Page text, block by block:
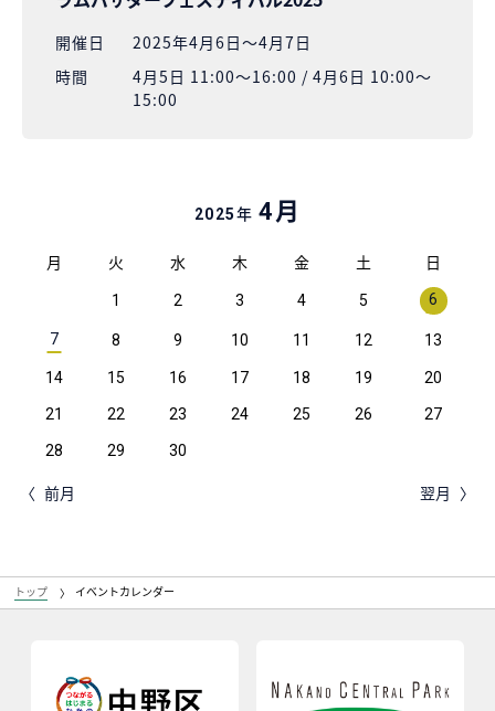
開催⽇
2025年4月6日～4月7日
時間
4月5日 11:00〜16:00 / 4月6日 10:00〜
15:00
2025年 4 月
月 火 水 木 金 土 日
1 2 3 4 5 6
7 8 9 10 11 12 13
14 15 16 17 18 19 20
21 22 23 24 25 26 27
28 29 30
前月 翌月
トップ イベントカレンダー